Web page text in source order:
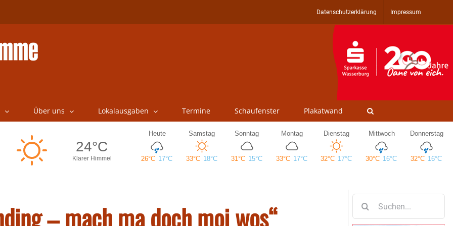
Datenschutzerklärung Impressum
Über uns Lokalausgaben Termine Schaufenster Plakatwand
– mach ma doch moi wos“
nach: